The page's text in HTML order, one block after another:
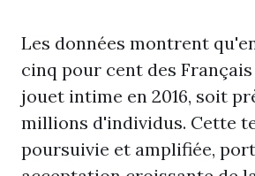
Les données montrent
cinq pour cent des
jouet intime en 2016, soit
millions d'individus. Cette
poursuivie et amplifiée,